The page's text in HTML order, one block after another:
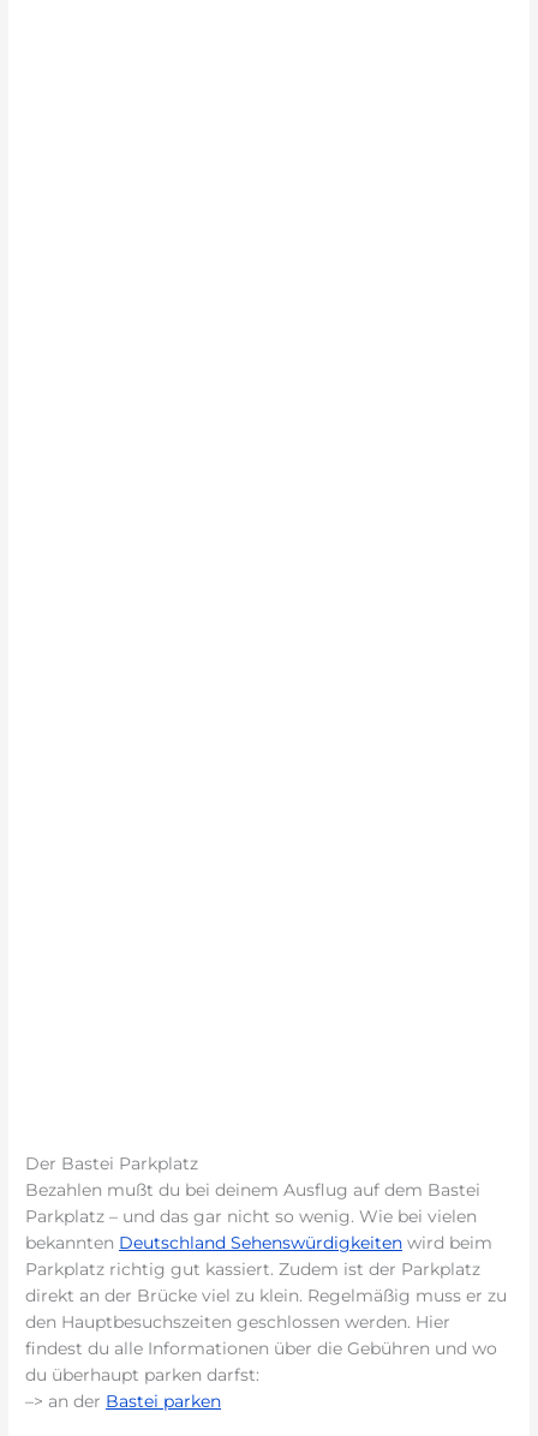
Der Bastei Parkplatz
Bezahlen mußt du bei deinem Ausflug auf dem Bastei
Parkplatz – und das gar nicht so wenig. Wie bei vielen
bekannten Deutschland Sehenswürdigkeiten wird beim
Parkplatz richtig gut kassiert. Zudem ist der Parkplatz
direkt an der Brücke viel zu klein. Regelmäßig muss er zu
den Hauptbesuchszeiten geschlossen werden. Hier
findest du alle Informationen über die Gebühren und wo
du überhaupt parken darfst:
–> an der Bastei parken